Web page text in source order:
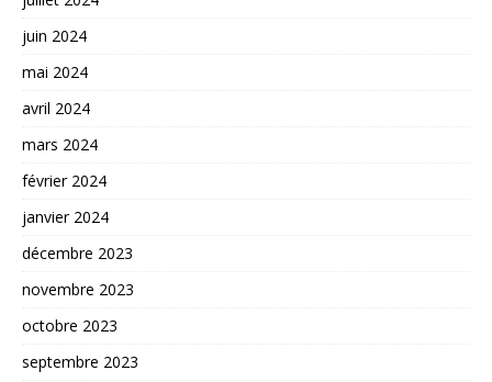
juin 2024
mai 2024
avril 2024
mars 2024
février 2024
janvier 2024
décembre 2023
novembre 2023
octobre 2023
septembre 2023